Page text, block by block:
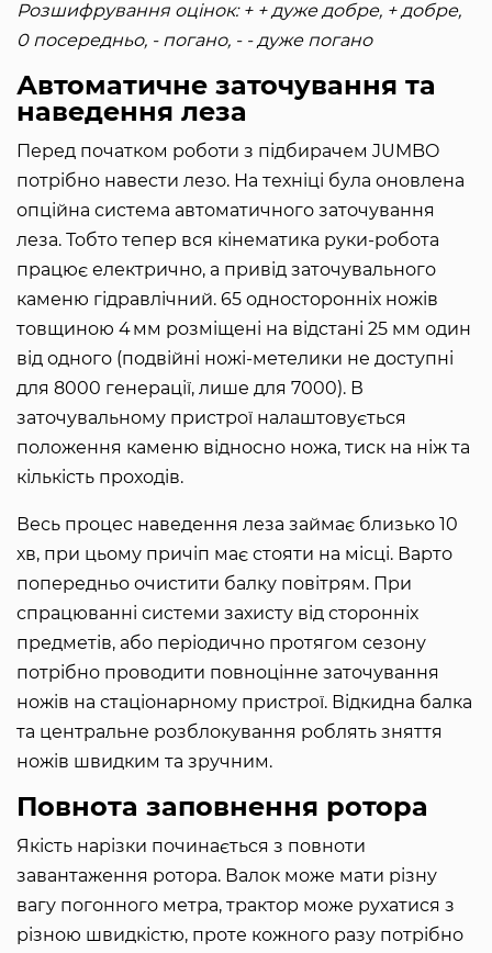
Розшифрування оцінок: + + дуже добре, + добре,
0 посередньо, - погано, - - дуже погано
Автоматичне заточування та
наведення леза
Перед початком роботи з підбирачем JUMBO
потрібно навести лезо. На техніці була оновлена
опційна система автоматичного заточування
леза. Тобто тепер вся кінематика руки-робота
працює електрично, а привід заточувального
каменю гідравлічний. 65 односторонніх ножів
товщиною 4 мм розміщені на відстані 25 мм один
від одного (подвійні ножі-метелики не доступні
для 8000 генерації, лише для 7000). В
заточувальному пристрої налаштовується
положення каменю відносно ножа, тиск на ніж та
кількість проходів.
Весь процес наведення леза займає близько 10
хв, при цьому причіп має стояти на місці. Варто
попередньо очистити балку повітрям. При
спрацюванні системи захисту від сторонніх
предметів, або періодично протягом сезону
потрібно проводити повноцінне заточування
ножів на стаціонарному пристрої. Відкидна балка
та центральне розблокування роблять зняття
ножів швидким та зручним.
Повнота заповнення ротора
Якість нарізки починається з повноти
завантаження ротора. Валок може мати різну
вагу погонного метра, трактор може рухатися з
різною швидкістю, проте кожного разу потрібно